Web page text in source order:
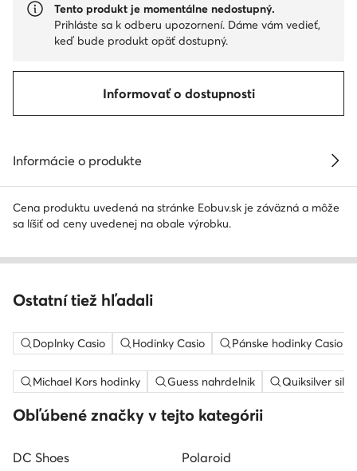
Tento produkt je momentálne nedostupný.
Prihláste sa k odberu upozornení. Dáme vám vedieť,
keď bude produkt opäť dostupný.
Informovať o dostupnosti
Informácie o produkte
Cena produktu uvedená na stránke Eobuv.sk je záväzná a môže
sa líšiť od ceny uvedenej na obale výrobku.
Ostatní tiež hľadali
Doplnky Casio Hodinky Casio Pánske hodinky Casio
Michael Kors hodinky Guess nahrdelnik Quiksilver
Obľúbené značky v tejto kategórii
DC Shoes Polaroid